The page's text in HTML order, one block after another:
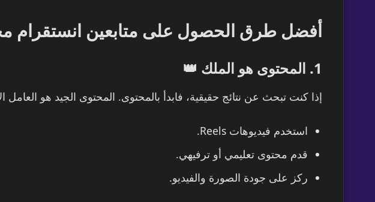
أفضل طرق الحصول على متابعين انستقرام
1. المحتوى هو الملك 👑
إذا كنت تبحث عن نتائج حقيقية، فابدأ بالمحتوى. المحتوى الجيد هو العامل
استخدم فيديوهات Reels.
قدم محتوى تعليمي أو ترفيهي.
ركز على جودة الصورة والفيديو.